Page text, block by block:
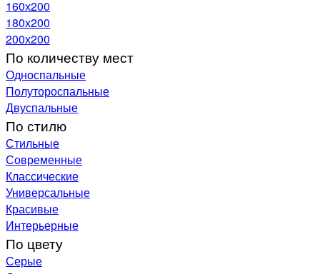
160х200
180х200
200х200
По количеству мест
Односпальные
Полутороспальные
Двуспальные
По стилю
Стильные
Современные
Классические
Универсальные
Красивые
Интерьерные
По цвету
Серые